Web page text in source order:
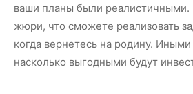
ваши планы были
жюри, что сможете реализовать
когда вернетесь на родину. Иными
насколько выгодными будут